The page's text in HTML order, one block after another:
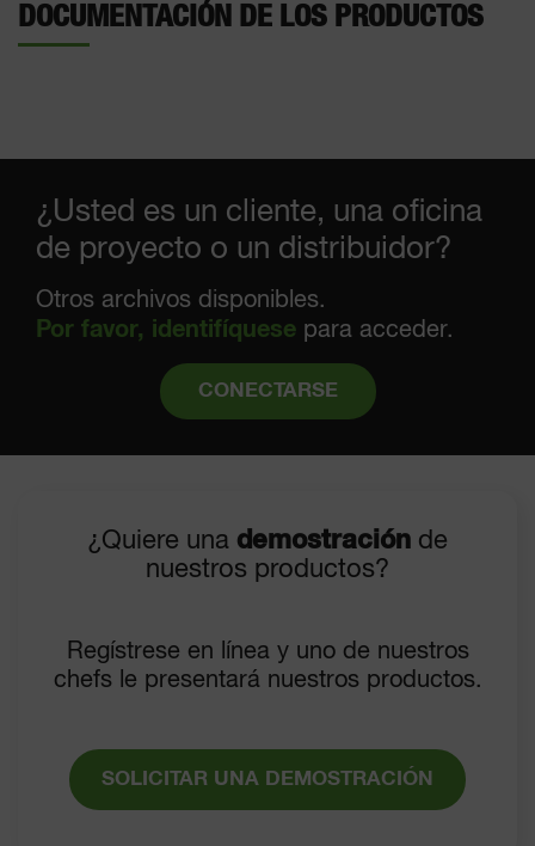
DOCUMENTACIÓN DE LOS PRODUCTOS
¿Usted es un cliente, una oficina
de proyecto o un distribuidor?
Otros archivos disponibles.
Por favor, identifíquese para acceder.
CONECTARSE
¿Quiere una demostración de
nuestros productos?
Regístrese en línea y uno de nuestros
chefs le presentará nuestros productos.
SOLICITAR UNA DEMOSTRACIÓN